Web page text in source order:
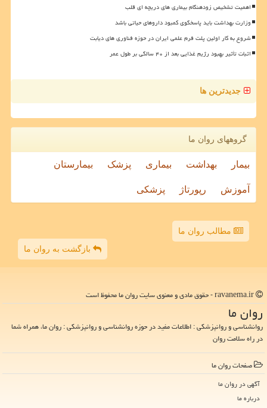
اهمیت تشخیص زودهنگام بیماری های دریچه ای قلب
وزارت بهداشت باید پاسخگوی کمبود داروهای حیاتی باشد
شروع به کار اولین پلت فرم علمی ایران در حوزه فناوری های دیابت
اثبات تأثیر بهبود رژیم غذایی بعد از ۴۰ سالگی بر طول عمر
جدیدترین ها
گروههای روان ما
بیمار بهداشت بیماری پزشک بیمارستان
آموزش رپورتاژ پزشکی
مطالب روان ما
بازگشت به روان ما
روان ما
روانشناسی و روانپزشکی : اطلاعات مفید در حوزه روانشناسی و روانپزشکی : روان ما، همراه شما
در راه سلامت روان
صفحات روان ما
آگهی در روان ما
درباره ما